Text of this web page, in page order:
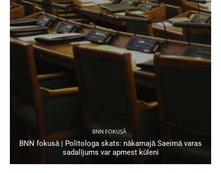
BNN FOKUSĀ
BNN fokusā | Politologa skats: nākamajā Saeimā varas
sadalījums var apmest kūleni